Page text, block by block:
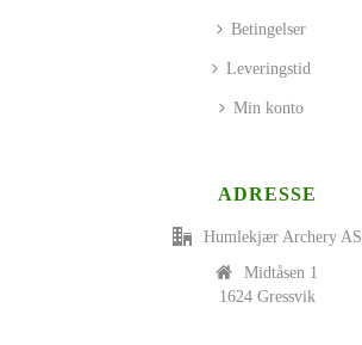
Betingelser
Leveringstid
Min konto
ADRESSE
Humlekjær Archery AS
Midtåsen 1
1624 Gressvik